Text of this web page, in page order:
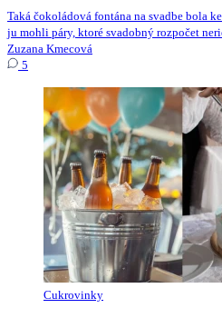
Taká čokoládová fontána na svadbe bola
ju mohli páry, ktoré svadobný rozpočet
Zuzana Kmecová
5
Cukrovinky